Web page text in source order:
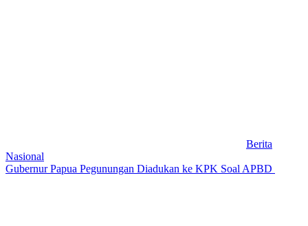
Berita
Nasional
Gubernur Papua Pegunungan Diadukan ke KPK Soal APBD